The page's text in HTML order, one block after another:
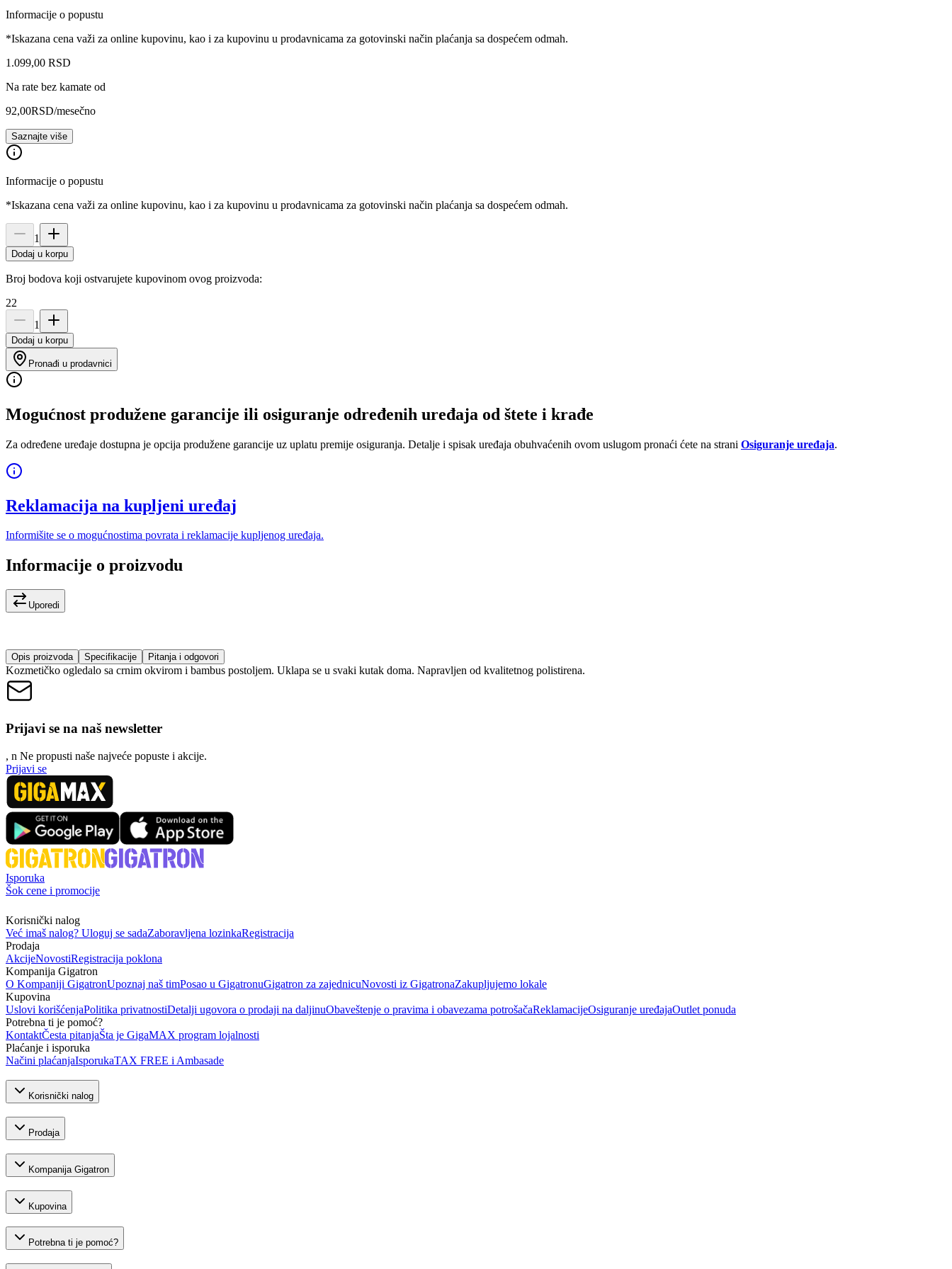
Informacije o popustu
*Iskazana cena važi za online kupovinu, kao i za kupovinu u prodavnicama za gotovinski način plaćanja sa dospećem odmah.
1.099,00 RSD
Na rate bez kamate od
92,00RSD/mesečno
Saznajte više
Informacije o popustu
*Iskazana cena važi za online kupovinu, kao i za kupovinu u prodavnicama za gotovinski način plaćanja sa dospećem odmah.
1
Dodaj u korpu
Broj bodova koji ostvarujete kupovinom ovog proizvoda:
22
1
Dodaj u korpu
Pronađi u prodavnici
Mogućnost produžene garancije ili osiguranje određenih uređaja od štete i krađe
Za određene uređaje dostupna je opcija produžene garancije uz uplatu premije osiguranja. Detalje i spisak uređaja obuhvaćenih ovom uslugom pronaći ćete na strani Osiguranje uređaja.
Reklamacija na kupljeni uređaj
Informišite se o mogućnostima povrata i reklamacije kupljenog uređaja.
Informacije o proizvodu
Uporedi
Opis proizvoda Specifikacije Pitanja i odgovori
Kozmetičko ogledalo sa crnim okvirom i bambus postoljem. Uklapa se u svaki kutak doma. Napravljen od kvalitetnog polistirena.
Prijavi se na naš newsletter
, n Ne propusti naše najveće popuste i akcije.
Prijavi se
Isporuka
Šok cene i promocije
Korisnički nalog
Već imaš nalog? Uloguj se sadaZaboravljena lozinkaRegistracija
Prodaja
AkcijeNovostiRegistracija poklona
Kompanija Gigatron
O Kompaniji GigatronUpoznaj naš timPosao u GigatronuGigatron za zajednicuNovosti iz GigatronaZakupljujemo lokale
Kupovina
Uslovi korišćenjaPolitika privatnostiDetalji ugovora o prodaji na daljinuObaveštenje o pravima i obavezama potrošačaReklamacijeOsiguranje uređajaOutlet ponuda
Potrebna ti je pomoć?
KontaktČesta pitanjaŠta je GigaMAX program lojalnosti
Plaćanje i isporuka
Načini plaćanjaIsporukaTAX FREE i Ambasade
Korisnički nalog
Prodaja
Kompanija Gigatron
Kupovina
Potrebna ti je pomoć?